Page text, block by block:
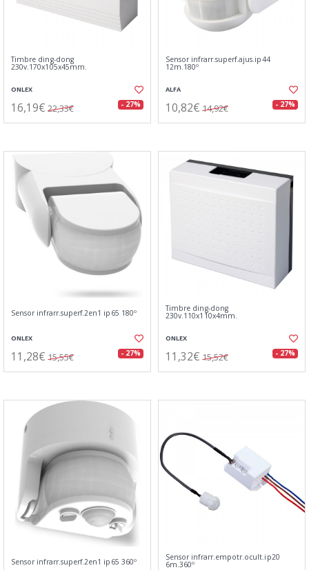
Timbre ding-dong
230v.170x105x45mm.
ONLEX
16,19€ 22,33€ - 27%
Sensor infrarr.superf.ajus.ip44
12m.180º
ALFA
10,82€ 14,92€ - 27%
Sensor infrarr.superf.2en1 ip65 180º
ONLEX
11,28€ 15,55€ - 27%
Timbre ding-dong
230v.110x110x4mm.
ONLEX
11,32€ 15,52€ - 27%
Sensor infrarr.superf.2en1 ip65 360º Sensor infrarr.empotr.ocult.ip20
6m.360º